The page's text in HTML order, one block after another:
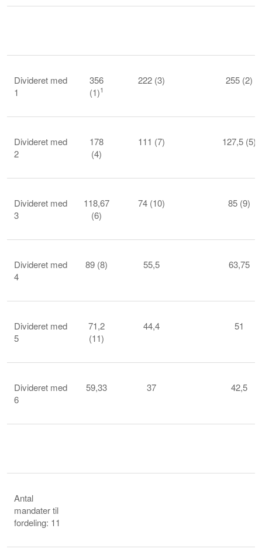
Divideret med
1
356
(1)1
222 (3) 255 (2)
Divideret med
2
178
(4)
111 (7) 127,5 (5)
Divideret med
3
118,67
(6)
74 (10) 85 (9)
Divideret med
4
89 (8) 55,5 63,75
Divideret med
5
71,2
(11)
44,4 51
Divideret med
6
59,33 37 42,5
Antal
mandater til
fordeling: 11